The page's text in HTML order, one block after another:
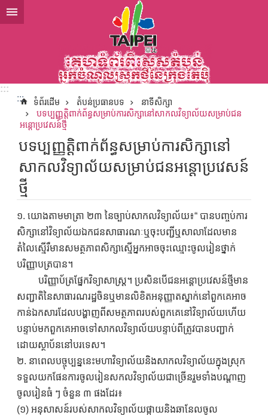
ទៅកាន់មាតិកាប្លុកមាតិកាសំខាន់
:::
:::
ទំព័រដើម តំបន់ប្រធានបទ
នាទីសិក្សា
បទប្បញ្ញត្តិពាក់ព័ន្ធសម្រាប់ការសិក្សានៅសាកលវិទ្យាល័យសម្រាប់ជន
អន្តោប្រវេសន៍ថ្មី
បទប្បញ្ញត្តិពាក់ព័ន្ធសម្រាប់ការសិក្សានៅ
សាកលវិទ្យាល័យសម្រាប់ជនអន្តោប្រវេសន៍
ថ្មី
១. យោងតាមមាត្រា ២៣ នៃច្បាប់សាកលវិទ្យាល័យ៖“ បានបញ្ចប់ការ
សិក្សានៅវិទ្យាល័យឯកជនសាធារណៈឬចុះបញ្ជីឬសាលាដែលមាន
តំលៃស្មើរឺមានសមត្ថភាពសិក្សាស្មើអ្នកអាចចុះឈ្មោះចូលរៀនថ្នាក់
បរិញ្ញាបត្របាន។
បរិញ្ញាប័ត្រផ្នែកវិទ្យាសាស្ត្រ។ ប្រសិនបើជនអន្តោប្រវេសន៍ថ្មីមាន
សញ្ជាតិនៃសាធារណរដ្ឋចិនឬមានលិខិតអនុញ្ញាតស្នាក់នៅពួកគេអាច
កាន់ឯកសារដែលបង្ហាញពីសមត្ថភាពរបស់ពួកគេនៅវិទ្យាល័យហើយ
បន្ទាប់មកពួកគេអាចទៅសាកលវិទ្យាល័យបន្ទាប់ពីត្រូវបានបញ្ជាក់
ដោយស្ថាប័ននៅបរទេស។
២. នាពេលបច្ចុប្បន្ននេះមហាវិទ្យាល័យនិងសាកលវិទ្យាល័យក្នុងស្រុក
ទទួលយកផែនការចូលរៀនសកលវិទ្យាល័យជាច្រើនរួមទាំងបណ្តាញ
ចូលរៀនធំ ៗ ចំនួន ៣ ផងដែរ៖
(១) អនុសាសន៍របស់សាកលវិទ្យាល័យផ្កាយនិងឆានែលចូល